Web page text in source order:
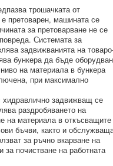
трошачката от
е претоварен, машината се
за претоварване не се
Системата за
задвижванията на
бункера да бъде
на материала в бункера
при максимално
задвижващ се
раздробяването на
на материала в откъсващите
бъчви, както и
за ръчно вкарване на
почистване на работната